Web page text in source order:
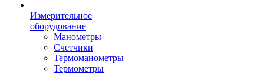
Измерительное
оборудование
Манометры
Счетчики
Термоманометры
Термометры